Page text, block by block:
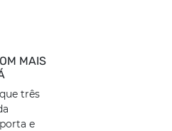
MAIS
três
e